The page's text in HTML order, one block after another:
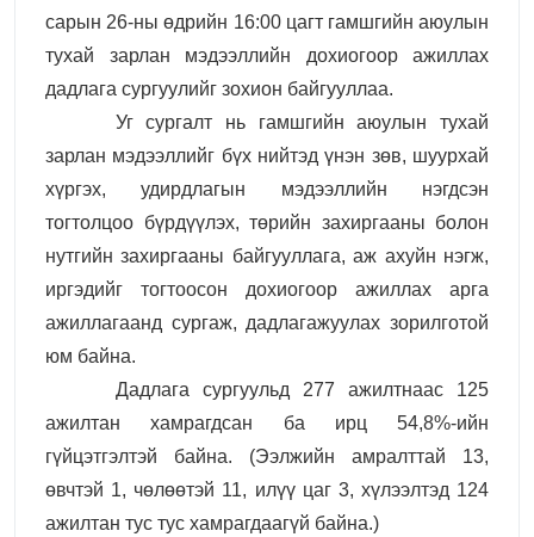
сарын 26-ны өдрийн 16:00 цагт гамшгийн аюулын
тухай зарлан мэдээллийн дохиогоор ажиллах
дадлага сургуулийг зохион байгууллаа.
Уг сургалт нь гамшгийн аюулын тухай
зарлан мэдээллийг бүх нийтэд үнэн зөв, шуурхай
хүргэх, удирдлагын мэдээллийн нэгдсэн
тогтолцоо бүрдүүлэх, төрийн захиргааны болон
нутгийн захиргааны байгууллага, аж ахуйн нэгж,
иргэдийг тогтоосон дохиогоор ажиллах арга
ажиллагаанд сургаж, дадлагажуулах зорилготой
юм байна.
Дадлага сургуульд 277 ажилтнаас 125
ажилтан хамрагдсан ба ирц 54,8%-ийн
гүйцэтгэлтэй байна. (Ээлжийн амралттай 13,
өвчтэй 1, чөлөөтэй 11, илүү цаг 3, хүлээлтэд 124
ажилтан тус тус хамрагдаагүй байна.)